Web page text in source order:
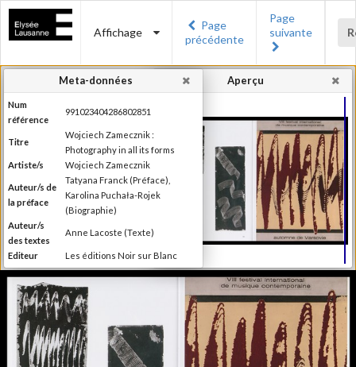
Affichage
Page
précédente
Page
suivante
Aperçu
Meta-données
Num
référence
991023404286802851
Titre
Wojciech Zamecznik :
Photography in all its forms
Artiste/s
Wojciech Zamecznik
Auteur/s de
la préface
Tatyana Franck (Préface),
Karolina Puchała-Rojek
(Biographie)
Auteur/s
des textes
Anne Lacoste (Texte)
Editeur
Les éditions Noir sur Blanc
Lieu
d'édition
Lausanne
Date
d'édition
2016
Information
Publié à l'occasion de
l'exposition : "Wojciech
Zamecznik, la photographie sous